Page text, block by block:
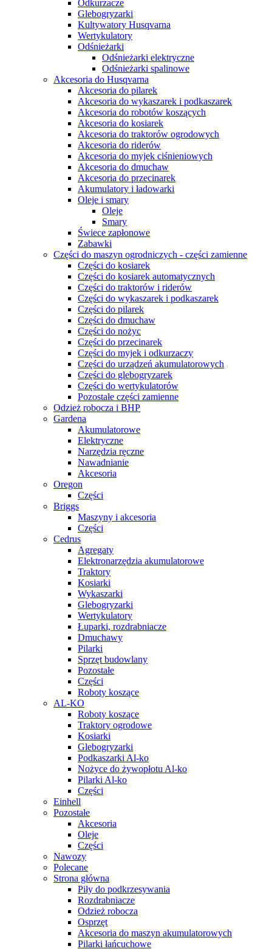
Odkurzacze
Glebogryzarki
Kultywatory Husqvarna
Wertykulatory
Odśnieżarki
Odśnieżarki elektryczne
Odśnieżarki spalinowe
Akcesoria do Husqvarna
Akcesoria do pilarek
Akcesoria do wykaszarek i podkaszarek
Akcesoria do robotów koszących
Akcesoria do kosiarek
Akcesoria do traktorów ogrodowych
Akcesoria do riderów
Akcesoria do myjek ciśnieniowych
Akcesoria do dmuchaw
Akcesoria do przecinarek
Akumulatory i ładowarki
Oleje i smary
Oleje
Smary
Świece zapłonowe
Zabawki
Części do maszyn ogrodniczych - części zamienne
Części do kosiarek
Części do kosiarek automatycznych
Części do traktorów i riderów
Części do wykaszarek i podkaszarek
Części do pilarek
Części do dmuchaw
Części do nożyc
Części do przecinarek
Części do myjek i odkurzaczy
Części do urządzeń akumulatorowych
Części do glebogryzarek
Części do wertykulatorów
Pozostałe części zamienne
Odzież robocza i BHP
Gardena
Akumulatorowe
Elektryczne
Narzędzia ręczne
Nawadnianie
Akcesoria
Oregon
Części
Briggs
Maszyny i akcesoria
Części
Cedrus
Agregaty
Elektronarzędzia akumulatorowe
Traktory
Kosiarki
Wykaszarki
Glebogryzarki
Wertykulatory
Łuparki, rozdrabniacze
Dmuchawy
Pilarki
Sprzęt budowlany
Pozostałe
Części
Roboty koszące
AL-KO
Roboty koszące
Traktory ogrodowe
Kosiarki
Glebogryzarki
Podkaszarki Al-ko
Nożyce do żywopłotu Al-ko
Pilarki Al-ko
Części
Einhell
Pozostałe
Akcesoria
Oleje
Części
Nawozy
Polecane
Strona główna
Piły do podkrzesywania
Rozdrabniacze
Odzież robocza
Osprzęt
Akcesoria do maszyn akumulatorowych
Pilarki łańcuchowe